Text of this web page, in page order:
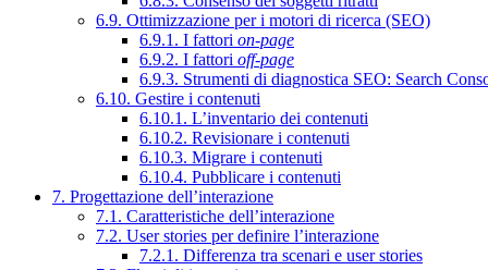
6.9. Ottimizzazione per i motori di ricerca (SEO)
6.9.1. I fattori on-page
6.9.2. I fattori off-page
6.9.3. Strumenti di diagnostica SEO: Search
6.10. Gestire i contenuti
6.10.1. L’inventario dei contenuti
6.10.2. Revisionare i contenuti
6.10.3. Migrare i contenuti
6.10.4. Pubblicare i contenuti
7. Progettazione dell’interazione
7.1. Caratteristiche dell’interazione
7.2. User stories per definire l’interazione
7.2.1. Differenza tra scenari e user stories